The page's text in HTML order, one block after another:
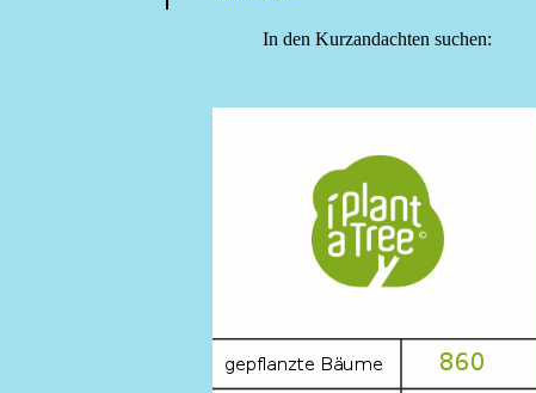
In den Kurzandachten suchen: